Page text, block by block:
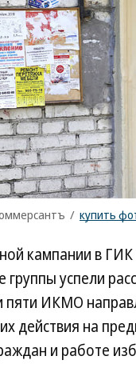
/ купить
кампании в
успели
ИКМО
действия на
и работе